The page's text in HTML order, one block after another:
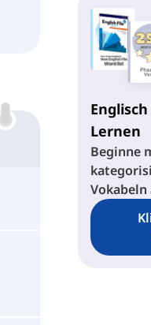
Lernen
Beginne
Vokabeln